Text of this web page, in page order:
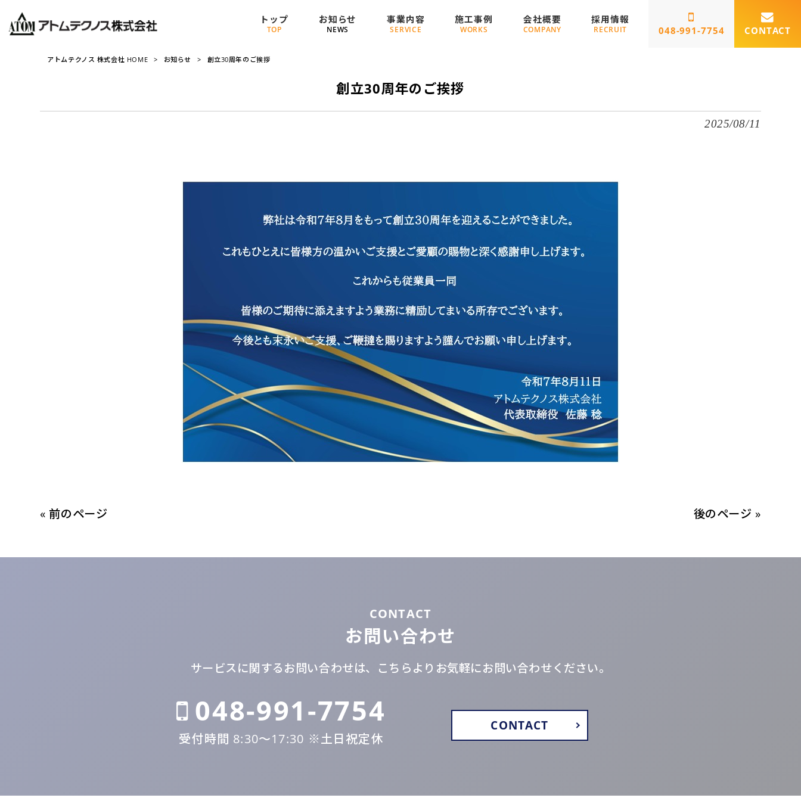
トップ
TOP
お知らせ
NEWS
事業内容
SERVICE
施工事例
WORKS
会社概要
COMPANY
採用情報
RECRUIT 048-991-7754 CONTACT
アトムテクノス 株式会社 HOME > お知らせ > 創立30周年のご挨拶
創立30周年のご挨拶
2025/08/11
« 前のページ 後のページ »
CONTACT
お問い合わせ
サービスに関するお問い合わせは、こちらよりお気軽にお問い合わせください。
048-991-7754
受付時間 8:30〜17:30 ※土日祝定休
CONTACT